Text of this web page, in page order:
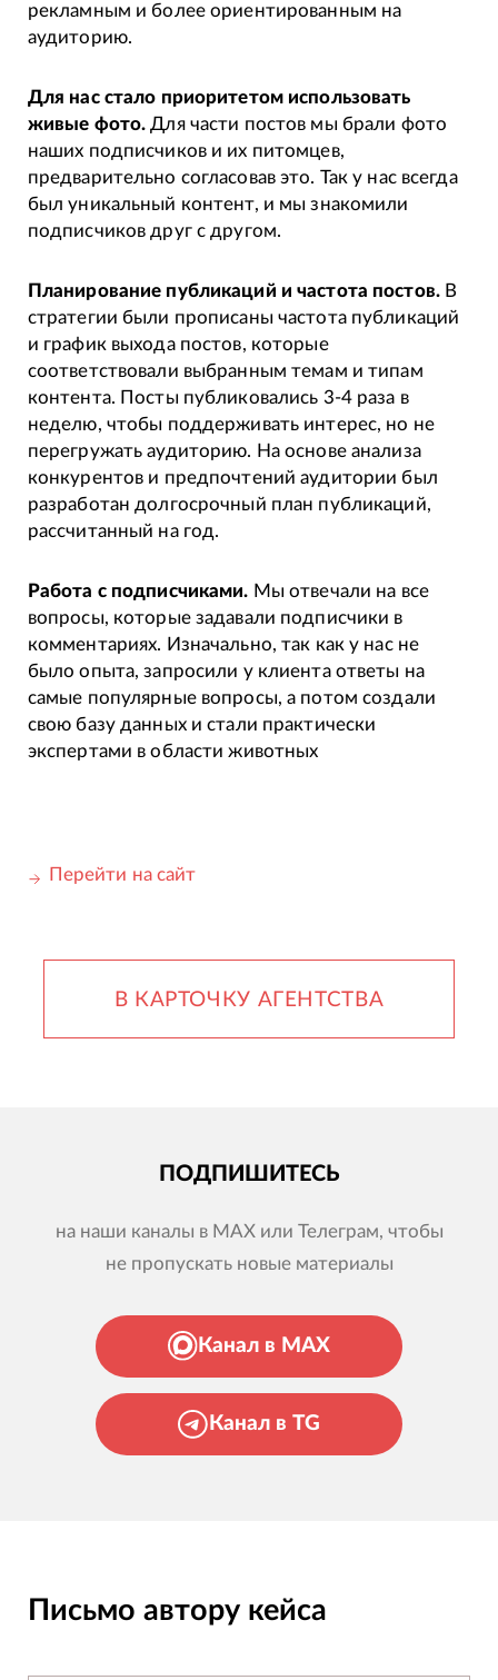
рекламным и более ориентированным на
аудиторию.
Для нас стало приоритетом использовать
живые фото.Для части постов мы брали фото
наших подписчиков и их питомцев,
предварительно согласовав это. Так у нас всегда
был уникальный контент, и мы знакомили
подписчиков друг с другом.
Планирование публикаций и частота постов. В
стратегии были прописаны частота публикаций
и график выхода постов, которые
соответствовали выбранным темам и типам
контента. Посты публиковались 3-4 раза в
неделю, чтобы поддерживать интерес, но не
перегружать аудиторию. На основе анализа
конкурентов и предпочтений аудитории был
разработан долгосрочный план публикаций,
рассчитанный на год.
Работа с подписчиками. Мы отвечали на все
вопросы, которые задавали подписчики в
комментариях. Изначально, так как у нас не
было опыта, запросили у клиента ответы на
самые популярные вопросы, а потом создали
свою базу данных и стали практически
экспертами в области животных
Перейти на сайт
В КАРТОЧКУ АГЕНТСТВА
ПОДПИШИТЕСЬ
на наши каналы в MAX или Телеграм, чтобы
не пропускать новые материалы
Канал в MAX
Канал в TG
Письмо автору кейса